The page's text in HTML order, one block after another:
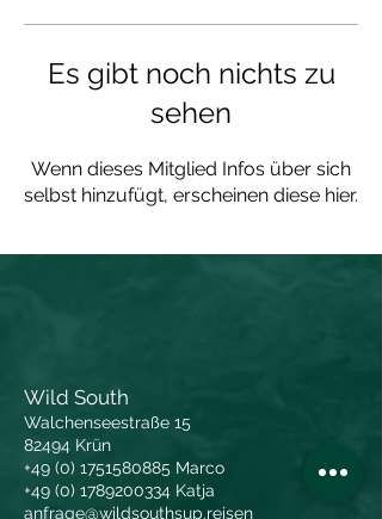
Es gibt noch nichts zu
sehen
Wenn dieses Mitglied Infos über sich
selbst hinzufügt, erscheinen diese hier.
Wild South
Walchenseestraße 15
82494 Krün
+49 (0) 1751580885 Marco
+49 (0) 1789200334 Katja
anfrage@wildsouthsup.reisen